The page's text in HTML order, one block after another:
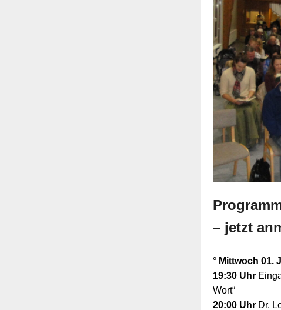
– jetzt
° Mittwoch 01.
19:30 Uhr
Wort“
20:00 Uhr Dr.